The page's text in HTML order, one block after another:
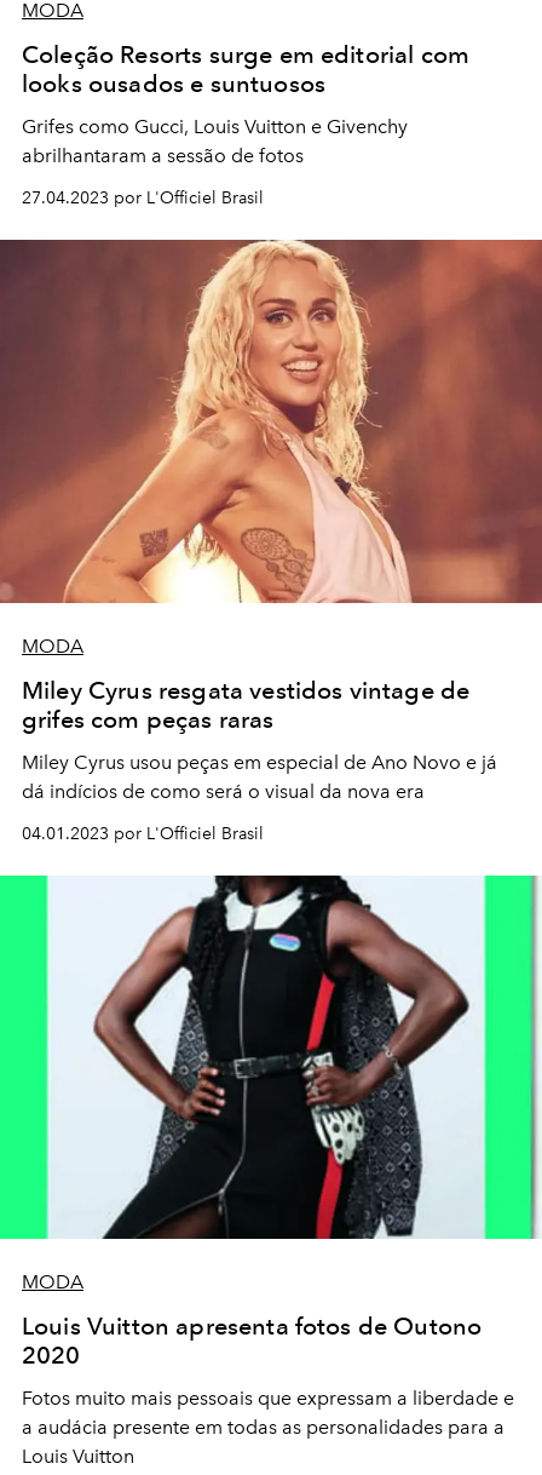
MODA
Coleção Resorts surge em editorial com
looks ousados e suntuosos
Grifes como Gucci, Louis Vuitton e Givenchy
abrilhantaram a sessão de fotos
27.04.2023 por L'Officiel Brasil
MODA
Miley Cyrus resgata vestidos vintage de
grifes com peças raras
Miley Cyrus usou peças em especial de Ano Novo e já
dá indícios de como será o visual da nova era
04.01.2023 por L'Officiel Brasil
MODA
Louis Vuitton apresenta fotos de Outono
2020
Fotos muito mais pessoais que expressam a liberdade e
a audácia presente em todas as personalidades para a
Louis Vuitton